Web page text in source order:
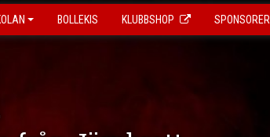
BOLLEKIS KLUBBSHOP SPONSORER